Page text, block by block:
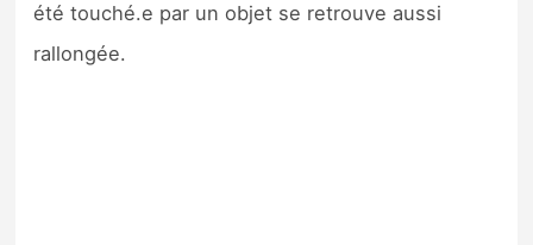
été touché.e par un objet se retrouve aussi
rallongée.